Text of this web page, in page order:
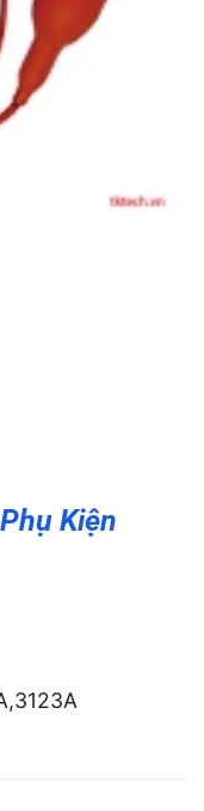
Kiện